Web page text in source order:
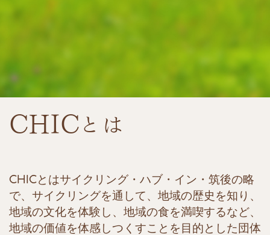
CHICとは
CHICとはサイクリング・ハブ・イン・筑後の略
で、サイクリングを通して、地域の歴史を知り、
地域の文化を体験し、地域の食を満喫するなど、
地域の価値を体感しつくすことを目的とした団体